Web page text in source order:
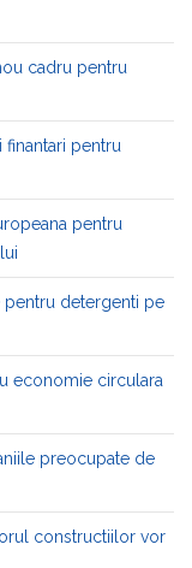
cadru pentru
finantari pentru
pentru
detergenti pe
economie circulara
preocupate de
constructiilor vor